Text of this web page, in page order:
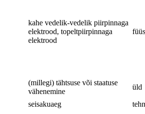
kahe vedelik-vedelik piirpinnaga
elektrood, topeltpiirpinnaga
elektrood
(millegi) tähtsuse või staatuse
vähenemine
üld
seisakuaeg